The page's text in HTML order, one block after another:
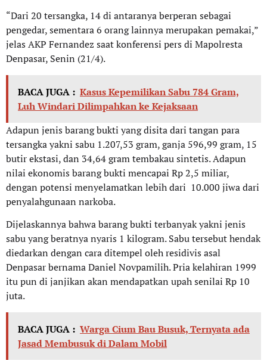
“Dari 20 tersangka, 14 di antaranya berperan sebagai
pengedar, sementara 6 orang lainnya merupakan pemakai,”
jelas AKP Fernandez saat konferensi pers di Mapolresta
Denpasar, Senin (21/4).
BACA JUGA : Kasus Kepemilikan Sabu 784 Gram,
Luh Windari Dilimpahkan ke Kejaksaan
Adapun jenis barang bukti yang disita dari tangan para
tersangka yakni sabu 1.207,53 gram, ganja 596,99 gram, 15
butir ekstasi, dan 34,64 gram tembakau sintetis. Adapun
nilai ekonomis barang bukti mencapai Rp 2,5 miliar,
dengan potensi menyelamatkan lebih dari 10.000 jiwa dari
penyalahgunaan narkoba.
Dijelaskannya bahwa barang bukti terbanyak yakni jenis
sabu yang beratnya nyaris 1 kilogram. Sabu tersebut hendak
diedarkan dengan cara ditempel oleh residivis asal
Denpasar bernama Daniel Novpamilih. Pria kelahiran 1999
itu pun di janjikan akan mendapatkan upah senilai Rp 10
juta.
BACA JUGA : Warga Cium Bau Busuk, Ternyata ada
Jasad Membusuk di Dalam Mobil